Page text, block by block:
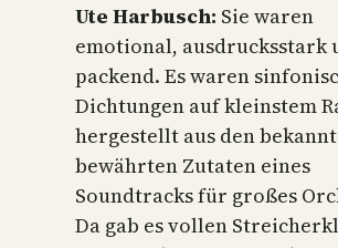
Ute Harbusch: Sie waren
emotional, ausdrucksstark
packend. Es waren
Dichtungen auf kleinstem
hergestellt aus den
bewährten Zutaten eines
Soundtracks für großes
Da gab es vollen